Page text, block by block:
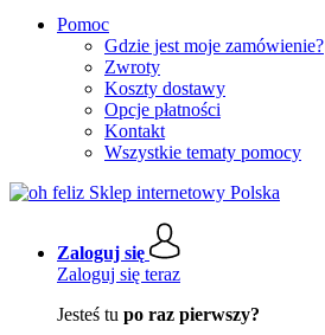
Pomoc
Gdzie jest moje zamówienie?
Zwroty
Koszty dostawy
Opcje płatności
Kontakt
Wszystkie tematy pomocy
Zaloguj się
Zaloguj się teraz
Jesteś tu po raz pierwszy?